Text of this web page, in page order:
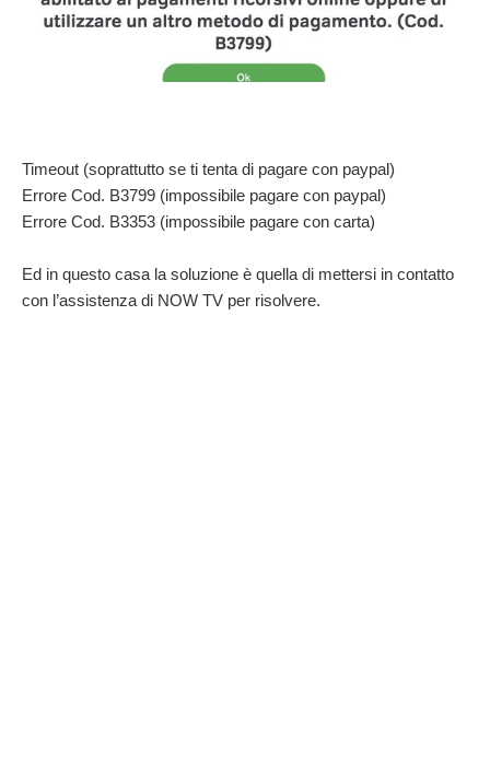
Timeout (soprattutto se ti tenta di pagare con paypal)
Errore Cod. B3799 (impossibile pagare con paypal)
Errore Cod. B3353 (impossibile pagare con carta)
Ed in questo casa la soluzione è quella di mettersi in contatto
con l’assistenza di NOW TV per risolvere.